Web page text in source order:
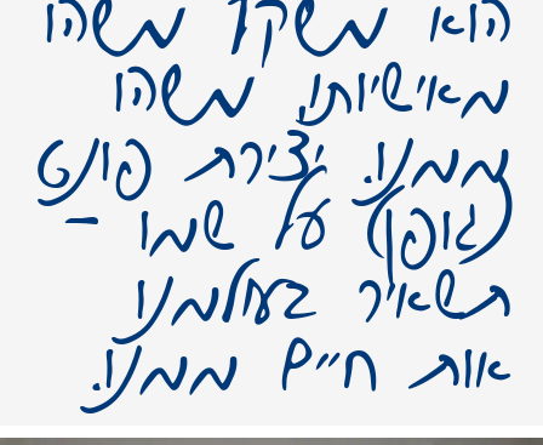
מאישיותו, משהו
(גופן) על שמו – תשאיר בעולמנו
אות חיים ממנו.